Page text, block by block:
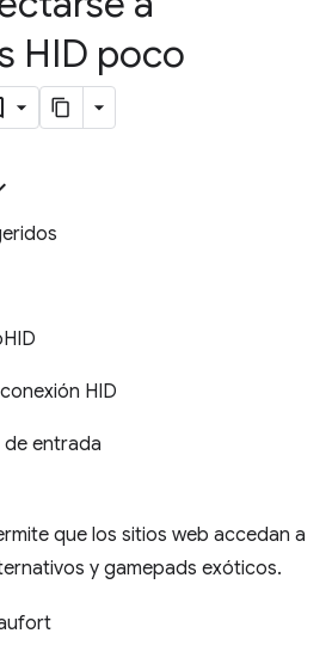
HID poco
HID
de entrada
que los sitios web accedan a
y gamepads exóticos.